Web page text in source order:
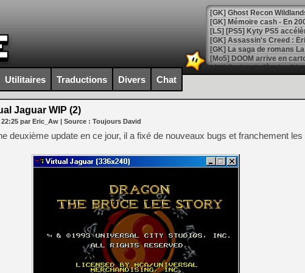
[Mo5] DOOM arrive en
[GK] Bethesda fête les 30
[GK] Roblox : l'action en
[GK] Agenda - GeForce
[LS] [PS5] ps5-y2jb-
[GK] Pourquoi Marvel
[GK] Test : Restory : Chill
[GK] GTA 6 : Rockstar
[GK] Hot Wheels Infinite
[GK] Mémoire cash -
[GK] Résultats Nintendo :
[GK] Déjà des
[Mo5] Brickboy cherche à
[GK] Minecraft et ses «
[GK] Beast of
Utilitaires Traductions Divers Chat
Jaguar WIP (2)
22:25 par Eric_Aw | Source : Toujours David
deuxième update en ce jour, il a fixé de nouveaux bugs et franchement